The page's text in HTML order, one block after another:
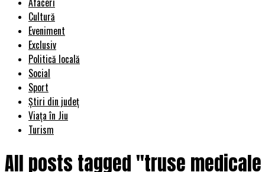
Cultură
Eveniment
Exclusiv
Politică locală
Social
Sport
Știri din județ
Viața în Jiu
Turism
All posts tagged "truse